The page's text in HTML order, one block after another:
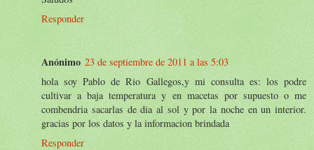
Responder
Anónimo 23 de septiembre de 2011 a las 5:03
hola soy Pablo de Rio Gallegos,y mi consulta es: los podre
cultivar a baja temperatura y en macetas por supuesto o me
combendria sacarlas de dia al sol y por la noche en un interior.
gracias por los datos y la informacion brindada
Responder